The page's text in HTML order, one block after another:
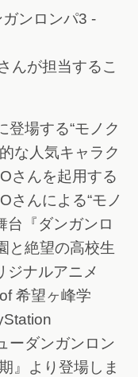
ンロンパ3 -
んが担当するこ
登場する“モノク
な人気キャラク
さんを起用する
さんによる“モノ
台『ダンガンロ
と絶望の高校生
ジナルアニメ
希望ヶ峰学
ーダンガンロン
』より登場しま